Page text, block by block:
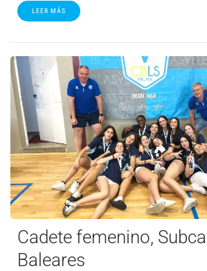
LEER MÁS
Cadete femenino,
Baleares